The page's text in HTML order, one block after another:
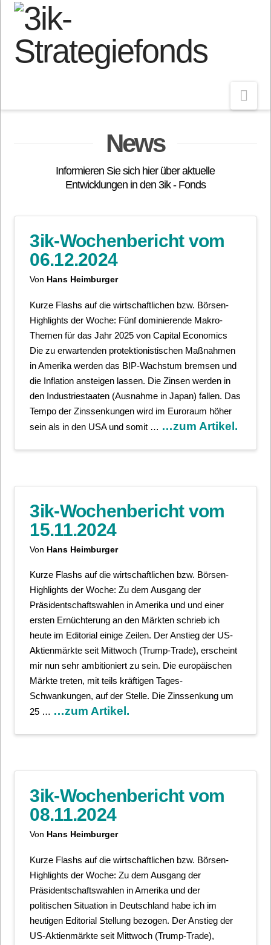
News
Informieren Sie sich hier über aktuelle
Entwicklungen in den 3ik - Fonds
3ik-Wochenbericht vom
06.12.2024
Von Hans Heimburger
Kurze Flashs auf die wirtschaftlichen bzw. Börsen-
Highlights der Woche: Fünf dominierende Makro-
Themen für das Jahr 2025 von Capital Economics
Die zu erwartenden protektionistischen Maßnahmen
in Amerika werden das BIP-Wachstum bremsen und
die Inflation ansteigen lassen. Die Zinsen werden in
den Industriestaaten (Ausnahme in Japan) fallen. Das
Tempo der Zinssenkungen wird im Euroraum höher
sein als in den USA und somit … …zum Artikel.
3ik-Wochenbericht vom
15.11.2024
Von Hans Heimburger
Kurze Flashs auf die wirtschaftlichen bzw. Börsen-
Highlights der Woche: Zu dem Ausgang der
Präsidentschaftswahlen in Amerika und und einer
ersten Ernüchterung an den Märkten schrieb ich
heute im Editorial einige Zeilen. Der Anstieg der US-
Aktienmärkte seit Mittwoch (Trump-Trade), erscheint
mir nun sehr ambitioniert zu sein. Die europäischen
Märkte treten, mit teils kräftigen Tages-
Schwankungen, auf der Stelle. Die Zinssenkung um
25 … …zum Artikel.
3ik-Wochenbericht vom
08.11.2024
Von Hans Heimburger
Kurze Flashs auf die wirtschaftlichen bzw. Börsen-
Highlights der Woche: Zu dem Ausgang der
Präsidentschaftswahlen in Amerika und der
politischen Situation in Deutschland habe ich im
heutigen Editorial Stellung bezogen. Der Anstieg der
US-Aktienmärkte seit Mittwoch (Trump-Trade),